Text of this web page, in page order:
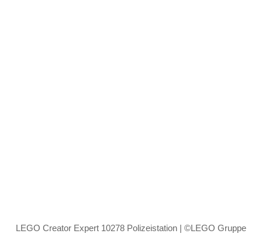
LEGO Creator Expert 10278 Polizeistation | ©LEGO Gruppe